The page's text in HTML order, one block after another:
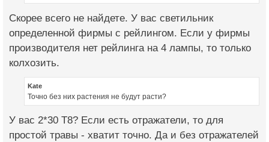
Скорее всего не найдете. У вас светильник
определенной фирмы с рейлингом. Если у фирмы
производителя нет рейлинга на 4 лампы, то только
колхозить.
Kate
Точно без них растения не будут расти?
У вас 2*30 Т8? Если есть отражатели, то для
простой травы - хватит точно. Да и без отражателей